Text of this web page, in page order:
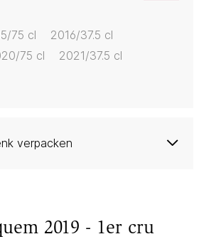
75 cl
2016/37.5 cl
75 cl
2021/37.5 cl
verpacken
2019 - 1er cru